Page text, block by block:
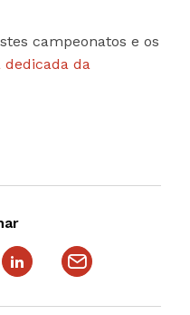
campeonatos e os
dedicada da